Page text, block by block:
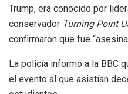
Trump, era conocido por
conservador Turning Point
confirmaron que fue
La policía informó a la BBC
el evento al que asistían